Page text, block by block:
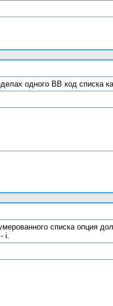
одного BB код
списка опция
i.